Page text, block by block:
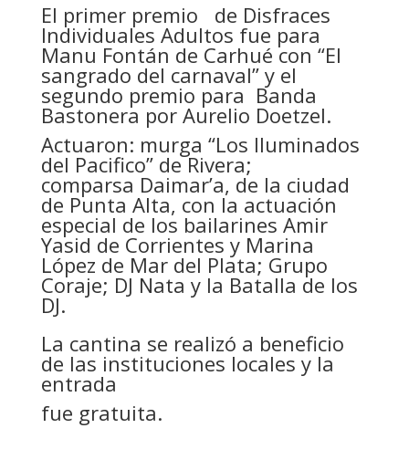
El primer premio de Disfraces
Individuales Adultos fue para
Manu Fontán de Carhué con “El
sangrado del carnaval” y el
segundo premio para Banda
Bastonera por Aurelio Doetzel.
Actuaron: murga “Los Iluminados
del Pacifico” de Rivera;
comparsa Daimar’a, de la ciudad
de Punta Alta, con la actuación
especial de los bailarines Amir
Yasid de Corrientes y Marina
López de Mar del Plata; Grupo
Coraje; DJ Nata y la Batalla de los
DJ.
La cantina se realizó a beneficio
de las instituciones locales y la
entrada
fue gratuita.